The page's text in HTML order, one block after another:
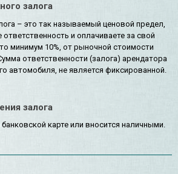
залога
– это так называемый ценовой предел,
и оплачиваете за свой
минимум 10%, от рыночной стоимости
ответственности (залога) арендатора
автомобиля, не является фиксированной.
залога
банковской карте или вносится наличными.